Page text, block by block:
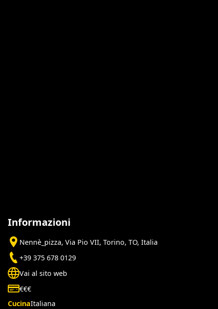
Informazioni
Nennè_pizza, Via Pio VII, Torino, TO, Italia
+39 375 678 0129
Vai al sito web
€€€
CucinaItaliana